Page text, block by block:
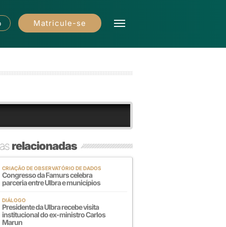
Matricule-se
relacionadas
CRIAÇÃO DE OBSERVATÓRIO DE DADOS
Congresso da Famurs celebra
parceria entre Ulbra e municípios
DIÁLOGO
Presidente da Ulbra recebe visita
institucional do ex-ministro Carlos
Marun